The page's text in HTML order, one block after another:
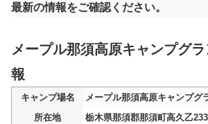
最新の情報をご確認ください。
メープル那須高原キャンプグ
報
キャンプ場名
メープル那須高原キャンプグ
所在地
栃木県那須郡那須町高久乙